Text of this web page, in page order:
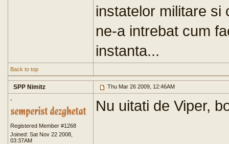
instatelor militare si
ne-a intrebat cum
instanta...
Back to top
SPP Nimitz Thu Mar 26 2009, 12:46AM
-
Registered Member #1268
Joined: Sat Nov 22 2008,
03:37AM
Nu uitati de Viper,